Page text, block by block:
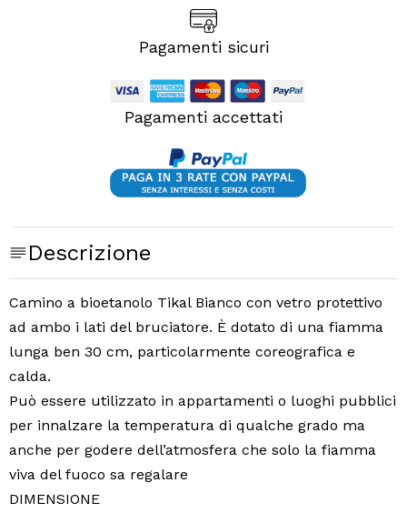
Pagamenti sicuri
Pagamenti accettati
Descrizione
Camino a bioetanolo Tikal Bianco con vetro protettivo
ad ambo i lati del bruciatore. È dotato di una fiamma
lunga ben 30 cm, particolarmente coreografica e
calda.
Può essere utilizzato in appartamenti o luoghi pubblici
per innalzare la temperatura di qualche grado ma
anche per godere dell’atmosfera che solo la fiamma
viva del fuoco sa regalare
DIMENSIONE